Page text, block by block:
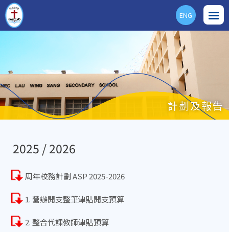
ENG
計劃及報告
2025 / 2026
周年校務計劃 ASP 2025-2026
1. 營辦開支整筆津貼開支預算
2. 整合代課教師津貼預算